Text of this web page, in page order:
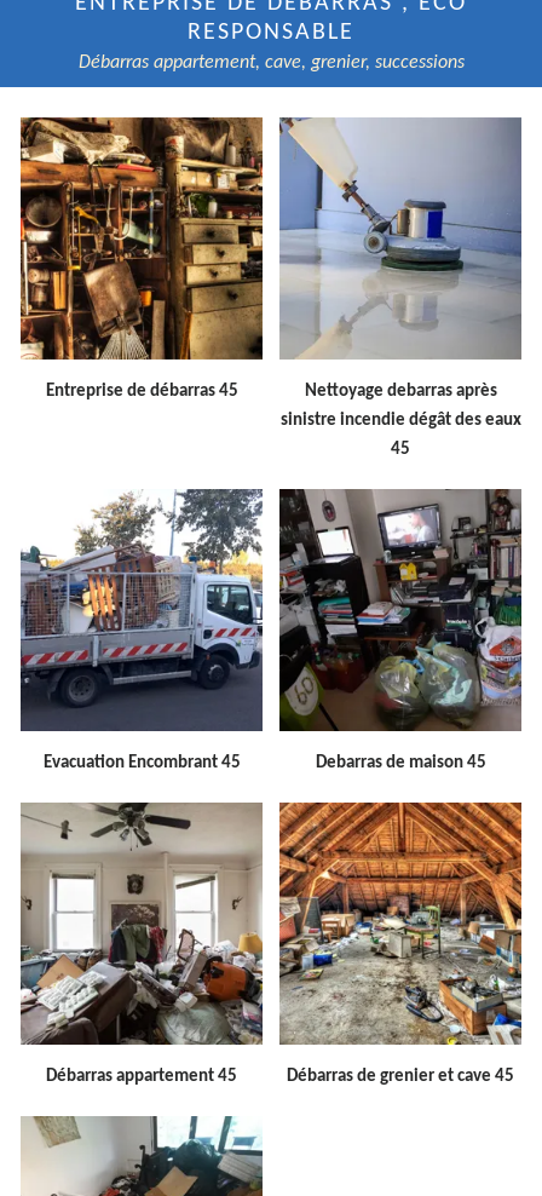
RESPONSABLE
Débarras appartement, cave, grenier, successions
Entreprise de débarras 45
Nettoyage debarras après
sinistre incendie dégât des eaux
45
Evacuation Encombrant 45 Debarras de maison 45
Débarras appartement 45 Débarras de grenier et cave 45